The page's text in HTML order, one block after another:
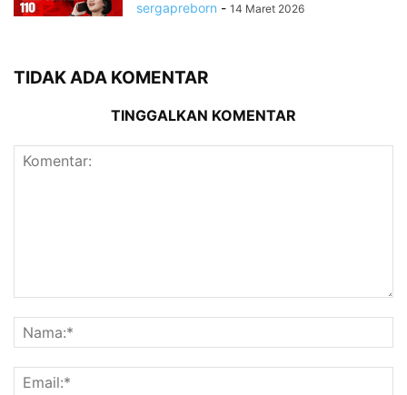
sergapreborn - 14 Maret 2026
TIDAK ADA KOMENTAR
TINGGALKAN KOMENTAR